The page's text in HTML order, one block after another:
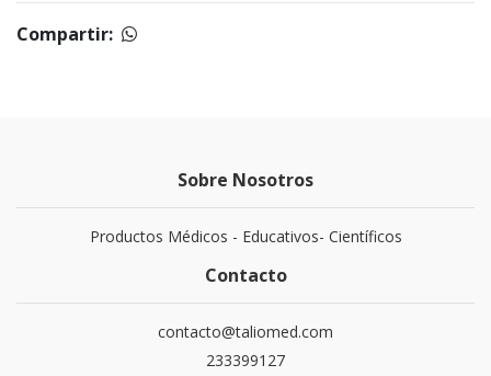
Compartir:
Sobre Nosotros
Productos Médicos - Educativos- Científicos
Contacto
contacto@taliomed.com
233399127